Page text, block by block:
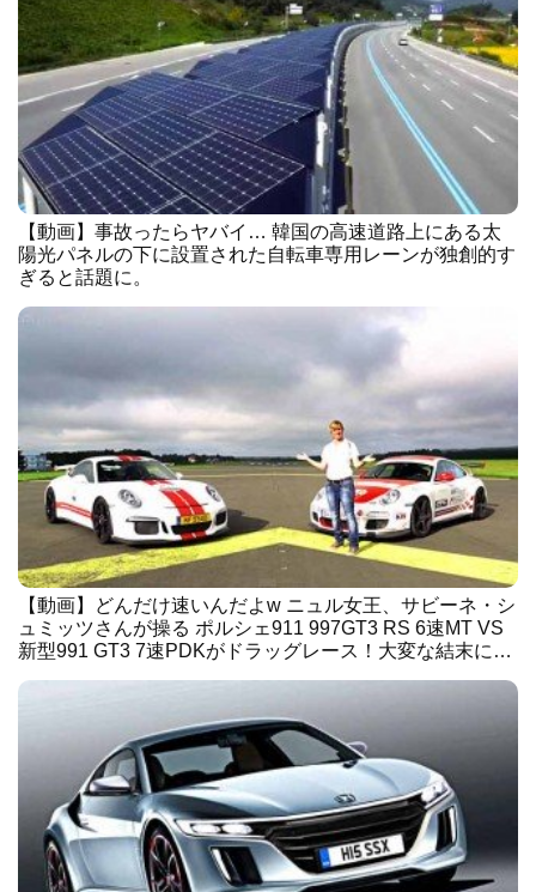
【動画】事故ったらヤバイ… 韓国の高速道路上にある太
陽光パネルの下に設置された自転車専用レーンが独創的す
ぎると話題に。
【動画】どんだけ速いんだよw ニュル女王、サビーネ・シ
ュミッツさんが操る ポルシェ911 997GT3 RS 6速MT VS
新型991 GT3 7速PDKがドラッグレース！大変な結末に…